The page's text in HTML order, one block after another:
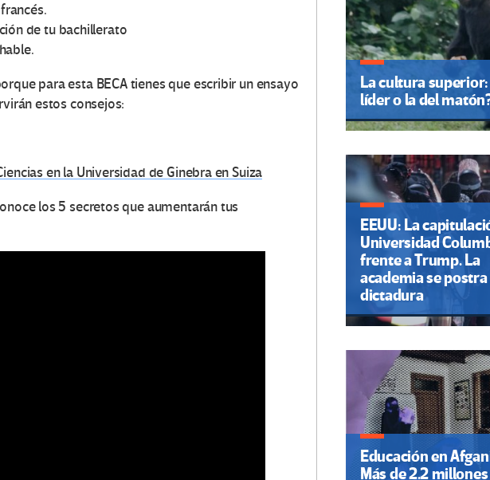
de tu bachillerato
para esta BECA tienes que escribir un ensayo
estos consejos:
en la Universidad de Ginebra en Suiza
los 5 secretos que aumentarán tus
La cultura
líder o la del
EEUU: La
Universidad
frente a Trump. La
academia se
dictadura
Educación en
Más de 2.2